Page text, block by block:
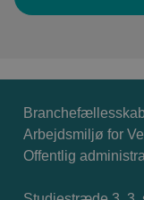
Arbejdsmiljø for
Offentlig